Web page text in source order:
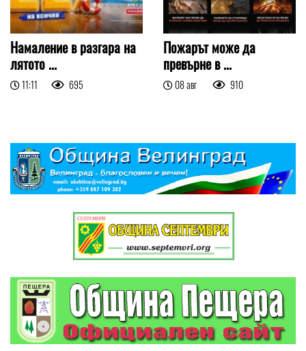
Намаление в разгара на
лятото ...
11:11 695
Пожарът може да
превърне в ...
08 авг 910